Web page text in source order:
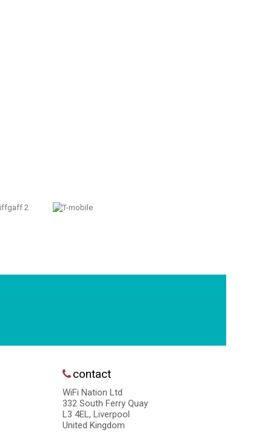
contact
WiFi Nation Ltd
332 South Ferry Quay
L3 4EL, Liverpool
United Kingdom